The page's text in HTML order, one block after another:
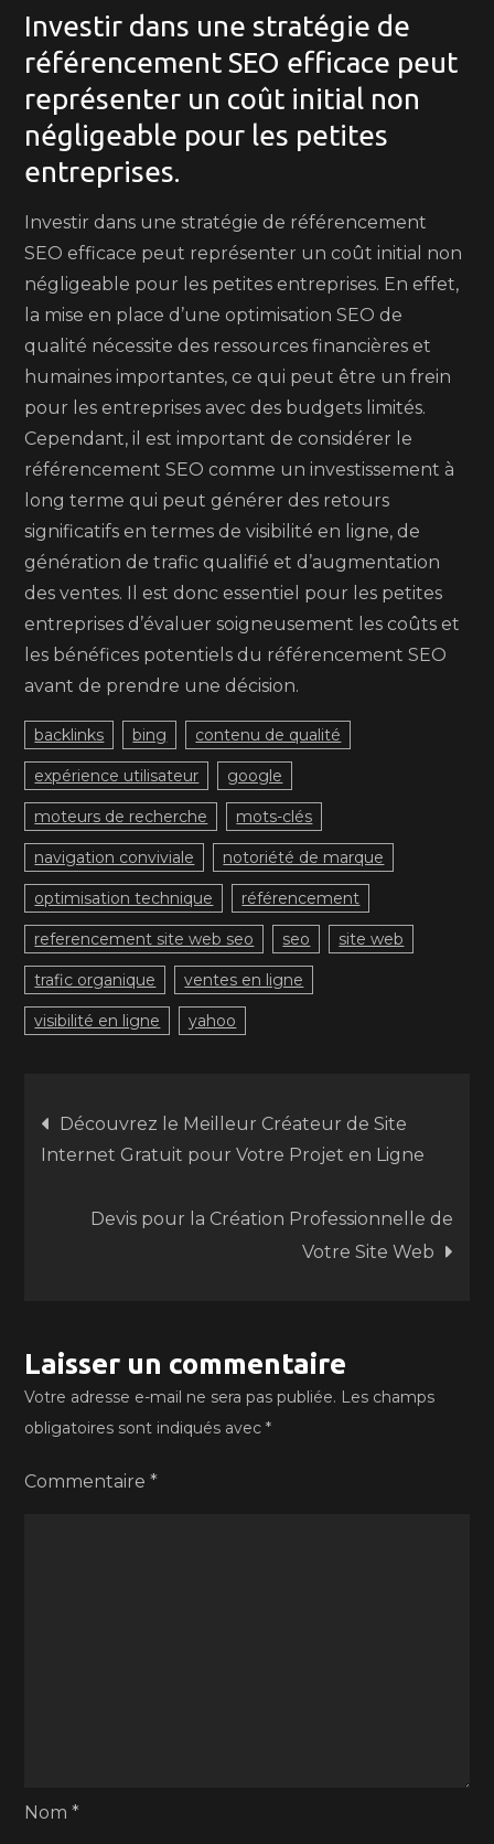
Investir dans une stratégie de
référencement SEO efficace peut
représenter un coût initial non
négligeable pour les petites
entreprises.
Investir dans une stratégie de référencement
SEO efficace peut représenter un coût initial non
négligeable pour les petites entreprises. En effet,
la mise en place d’une optimisation SEO de
qualité nécessite des ressources financières et
humaines importantes, ce qui peut être un frein
pour les entreprises avec des budgets limités.
Cependant, il est important de considérer le
référencement SEO comme un investissement à
long terme qui peut générer des retours
significatifs en termes de visibilité en ligne, de
génération de trafic qualifié et d’augmentation
des ventes. Il est donc essentiel pour les petites
entreprises d’évaluer soigneusement les coûts et
les bénéfices potentiels du référencement SEO
avant de prendre une décision.
backlinks bing contenu de qualité
expérience utilisateur google
moteurs de recherche mots-clés
navigation conviviale notoriété de marque
optimisation technique référencement
referencement site web seo seo site web
trafic organique ventes en ligne
visibilité en ligne yahoo
Navigation
de
l’article
Découvrez le Meilleur Créateur de Site
Internet Gratuit pour Votre Projet en Ligne
Devis pour la Création Professionnelle de
Votre Site Web
Laisser un commentaire
Votre adresse e-mail ne sera pas publiée. Les champs
obligatoires sont indiqués avec*
Commentaire*
Nom*